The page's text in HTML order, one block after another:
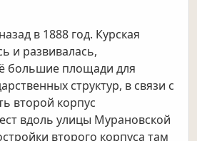
в 1888 год. Курская
и развивалась,
большие площади для
структур, в связи с
второй корпус
вдоль улицы Мурановской
второго корпуса там